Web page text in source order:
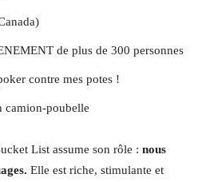
de plus de 300 personnes
contre mes potes !
camion-poubelle
List assume son rôle : nous
Elle est riche, stimulante et